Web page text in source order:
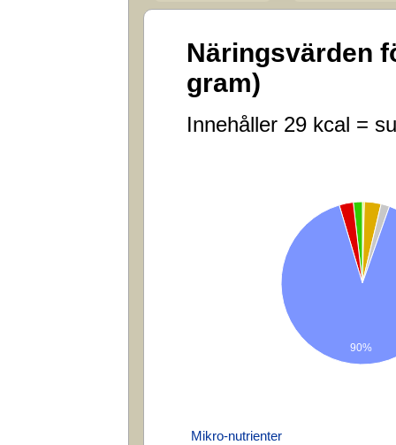
Näringsvärden
gram)
Innehåller 29 kcal =
90%
Mikro-nutrienter